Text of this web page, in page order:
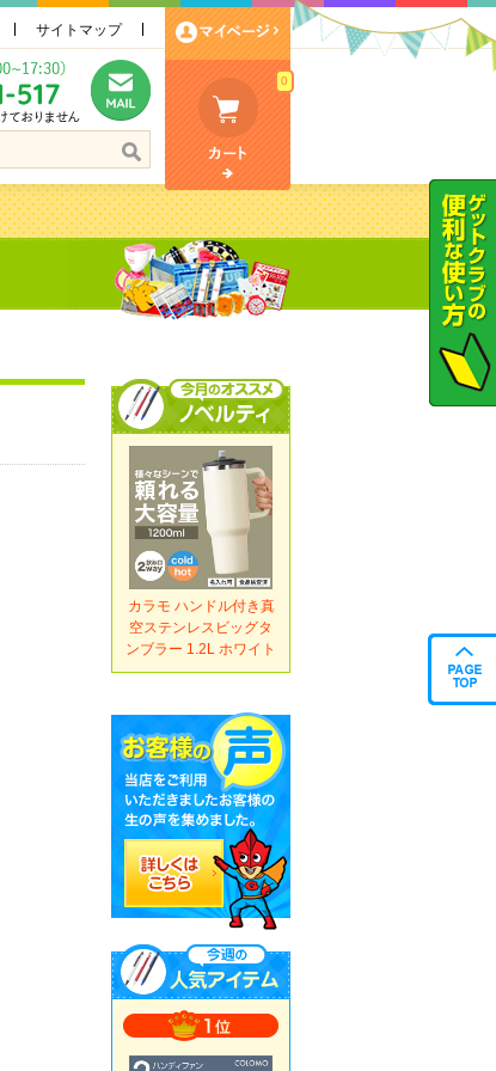
サイトマップ
0
カラモ ハンドル付き真
空ステンレスビッグタ
ンブラー 1.2L ホワイト